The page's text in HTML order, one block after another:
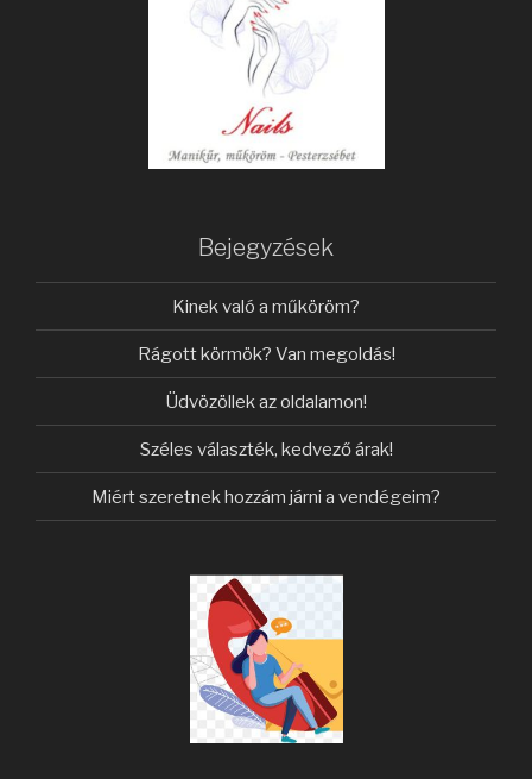
Bejegyzések
Kinek való a műköröm?
Rágott körmök? Van megoldás!
Üdvözöllek az oldalamon!
Széles választék, kedvező árak!
Miért szeretnek hozzám járni a vendégeim?